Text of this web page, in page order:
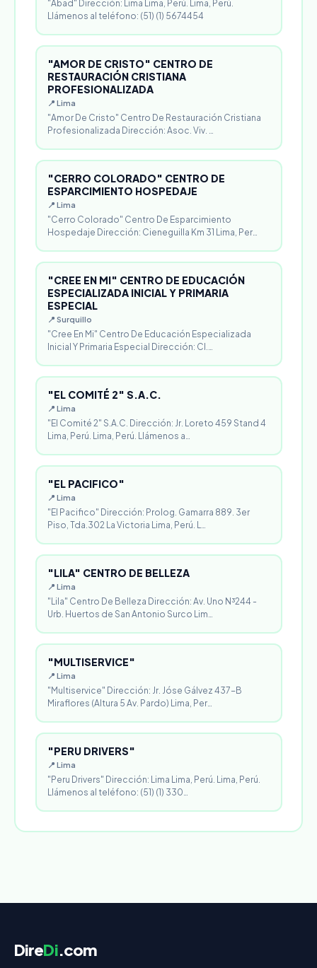
"Abad" Dirección: Lima Lima, Perú. Lima, Perú.
Llámenos al teléfono: (51) (1) 5674454
"AMOR DE CRISTO" CENTRO DE
RESTAURACIÓN CRISTIANA
PROFESIONALIZADA
📍 Lima
"Amor De Cristo" Centro De Restauración Cristiana
Profesionalizada Dirección: Asoc. Viv. …
"CERRO COLORADO" CENTRO DE
ESPARCIMIENTO HOSPEDAJE
📍 Lima
"Cerro Colorado" Centro De Esparcimiento
Hospedaje Dirección: Cieneguilla Km 31 Lima, Per…
"CREE EN MI" CENTRO DE EDUCACIÓN
ESPECIALIZADA INICIAL Y PRIMARIA
ESPECIAL
📍 Surquillo
"Cree En Mi" Centro De Educación Especializada
Inicial Y Primaria Especial Dirección: Cl.…
"EL COMITÉ 2" S.A.C.
📍 Lima
"El Comité 2" S.A.C. Dirección: Jr. Loreto 459 Stand 4
Lima, Perú. Lima, Perú. Llámenos a…
"EL PACIFICO"
📍 Lima
"El Pacifico" Dirección: Prolog. Gamarra 889. 3er
Piso, Tda.302 La Victoria Lima, Perú. L…
"LILA" CENTRO DE BELLEZA
📍 Lima
"Lila" Centro De Belleza Dirección: Av. Uno N³244 -
Urb. Huertos de San Antonio Surco Lim…
"MULTISERVICE"
📍 Lima
"Multiservice" Dirección: Jr. Jóse Gálvez 437-B
Miraflores (Altura 5 Av. Pardo) Lima, Per…
"PERU DRIVERS"
📍 Lima
"Peru Drivers" Dirección: Lima Lima, Perú. Lima, Perú.
Llámenos al teléfono: (51) (1) 330…
DireDi.com